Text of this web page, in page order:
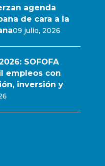
agenda
de cara a la
09 julio, 2026
SOFOFA
empleos con
inversión y